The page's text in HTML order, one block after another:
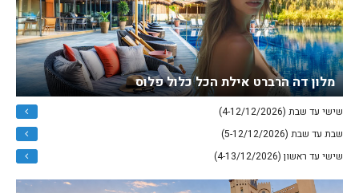
מלון דה הרברט אילת הכל כלול פלוס
שישי עד שבת (4-12/12/2026)
שבת עד שבת (5-12/12/2026)
שישי עד ראשון (4-13/12/2026)